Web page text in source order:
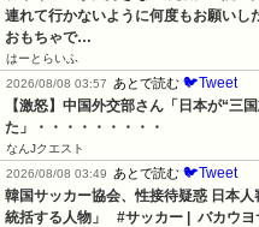
連れて行かないように何度もお願いし
おもちゃで…
はーとらいふ
2026/08/08 03:57
あとで読む 🐦Tweet
【激怒】中国外交部さん「日本が“三
た」・・・・・・・・・
なんJクエスト
2026/08/08 03:49
あとで読む 🐦Tweet
韓国サッカー協会、性接待疑惑 日本
統括する人物」   #サッカー |  バカウ